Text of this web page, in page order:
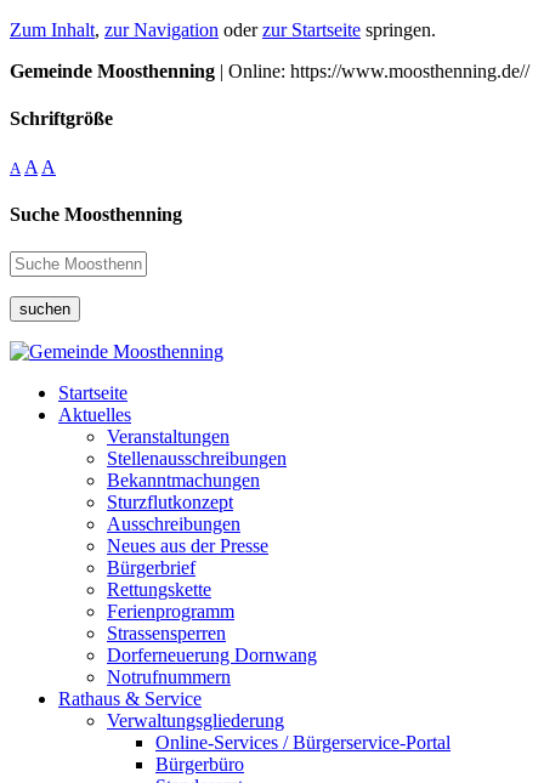
Zum Inhalt, zur Navigation oderzur Startseite springen.
Gemeinde Moosthenning | Online: https://www.moosthenning.de//
Schriftgröße
A A A
Suche Moosthenning
suchen
Startseite
Aktuelles
Veranstaltungen
Stellenausschreibungen
Bekanntmachungen
Sturzflutkonzept
Ausschreibungen
Neues aus der Presse
Bürgerbrief
Rettungskette
Ferienprogramm
Strassensperren
Dorferneuerung Dornwang
Notrufnummern
Rathaus & Service
Verwaltungsgliederung
Online-Services / Bürgerservice-Portal
Bürgerbüro